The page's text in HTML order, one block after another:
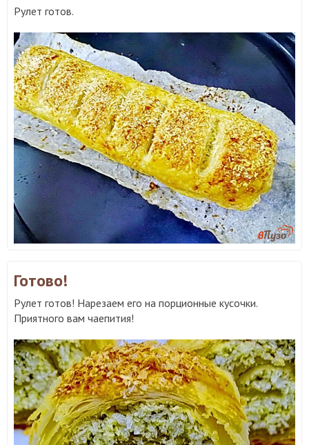
Рулет готов.
Готово!
Рулет готов! Нарезаем его на порционные кусочки.
Приятного вам чаепития!